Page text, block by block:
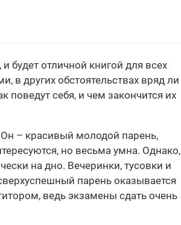
отличной книгой для всех
других обстоятельствах вряд ли
поведут себя, и чем закончится их
Он – красивый молодой парень,
но весьма умна. Однако,
на дно. Вечеринки, тусовки и
парень оказывается
ведь экзамены сдать очень